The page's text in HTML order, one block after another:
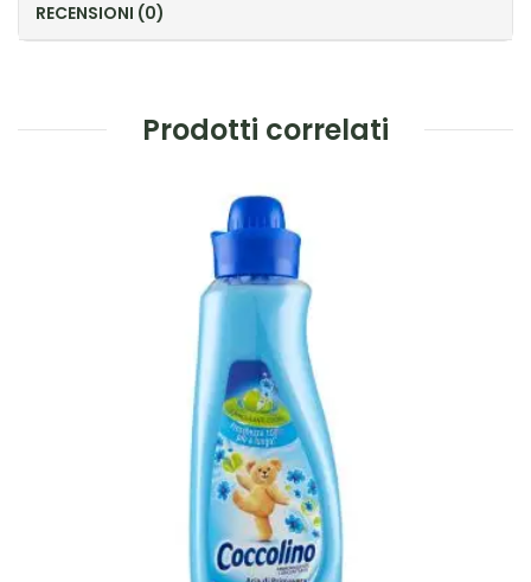
RECENSIONI (0)
Prodotti correlati